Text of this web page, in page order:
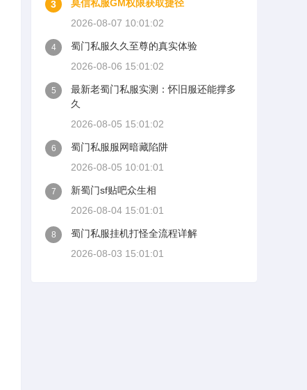
3
莫信私服GM权限获取捷径
2026-08-07 10:01:02
4
蜀门私服久久至尊的真实体验
2026-08-06 15:01:02
5
最新老蜀门私服实测：怀旧服还能撑多
久
2026-08-05 15:01:02
6
蜀门私服服网暗藏陷阱
2026-08-05 10:01:01
7
新蜀门sf贴吧众生相
2026-08-04 15:01:01
8
蜀门私服挂机打怪全流程详解
2026-08-03 15:01:01